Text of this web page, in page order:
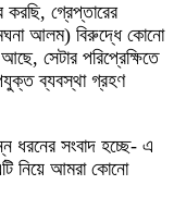
গ্রেপ্তারের
আলম) বিরুদ্ধে কোনো
সেটার পরিপ্রেক্ষিতে
ব্যবস্থা গ্রহণ
ধরনের সংবাদ হচ্ছে- এ
নিয়ে আমরা কোনো